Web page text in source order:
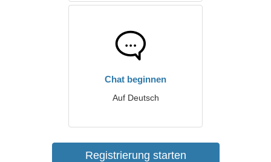
Chat beginnen
Auf Deutsch
Registrierung starten